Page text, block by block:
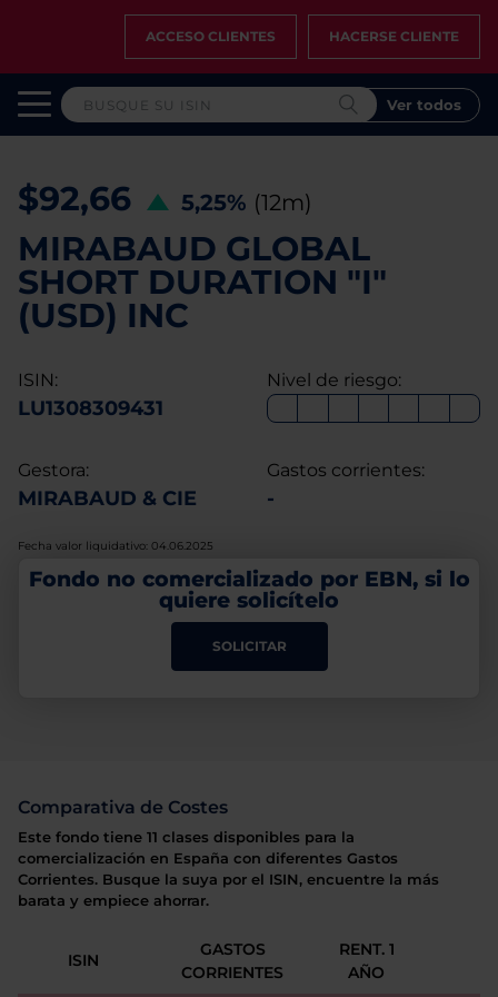
ACCESO CLIENTES HACERSE CLIENTE
Ver todos
$92,66 5,25% (12m)
MIRABAUD GLOBAL
SHORT DURATION "I"
(USD) INC
ISIN:
LU1308309431
Nivel de riesgo:
Gestora:
MIRABAUD & CIE
Gastos corrientes:
-
Fecha valor liquidativo: 04.06.2025
Fondo no comercializado por EBN, si lo
quiere solicítelo
SOLICITAR
Comparativa de Costes
Este fondo tiene 11 clases disponibles para la
comercialización en España con diferentes Gastos
Corrientes. Busque la suya por el ISIN, encuentre la más
barata y empiece ahorrar.
ISIN
GASTOS
CORRIENTES
RENT. 1
AÑO